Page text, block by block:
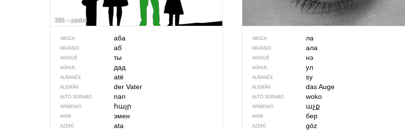
385 – padre
ABAZA аба
ABJASIO аб
ADIGUÉ ты
AGHUL дад
ALBANÉS atë
ALEMÁN der Vater
ALTO SORABO nan
ARMENIO հայր
AVAR эмен
AZERÍ ata
386 – ojo
ABAZA ла
ABJASIO ала
ADIGUÉ нэ
AGHUL ул
ALBANÉS sy
ALEMÁN das Auge
ALTO SORABO woko
ARMENIO աչք
AVAR бер
AZERÍ göz